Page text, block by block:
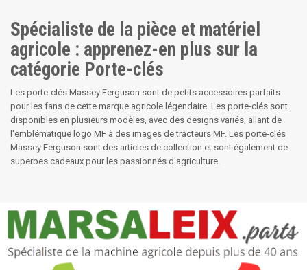
Spécialiste de la pièce et matériel
agricole : apprenez-en plus sur la
catégorie Porte-clés
Les porte-clés Massey Ferguson sont de petits accessoires parfaits
pour les fans de cette marque agricole légendaire. Les porte-clés sont
disponibles en plusieurs modèles, avec des designs variés, allant de
l'emblématique logo MF à des images de tracteurs MF. Les porte-clés
Massey Ferguson sont des articles de collection et sont également de
superbes cadeaux pour les passionnés d'agriculture.